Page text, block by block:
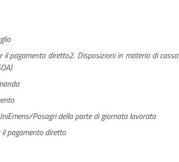
pagamento diretto2. Disposizioni in materia di cassa
Posagri della parte di giornata lavorata
pagamento diretto